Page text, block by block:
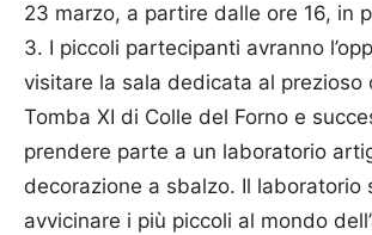
23 marzo, a partire dalle ore 16, in
3. I piccoli partecipanti avranno
visitare la sala dedicata al prezioso
Tomba XI di Colle del Forno e
prendere parte a un laboratorio
decorazione a sbalzo. Il laboratorio
avvicinare i più piccoli al mondo